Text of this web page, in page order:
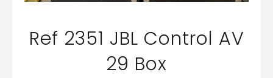
Ref 2351 JBL Control AV
29 Box